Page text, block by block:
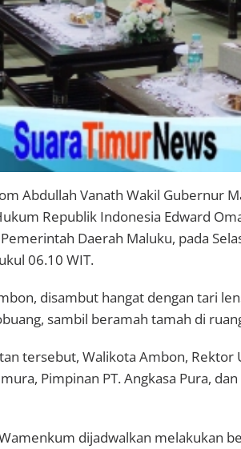
Abdullah Vanath Wakil Gubernur
Republik Indonesia Edward
Daerah Maluku, pada
06.10 WIT.
disambut hangat dengan tari
sambil beramah tamah di
tersebut, Walikota Ambon, Rektor
Pimpinan PT. Angkasa Pura,
dijadwalkan melakukan